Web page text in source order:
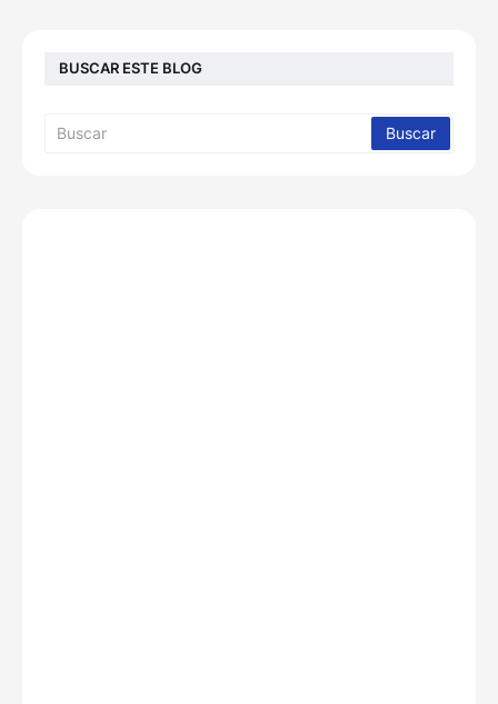
BUSCAR ESTE BLOG